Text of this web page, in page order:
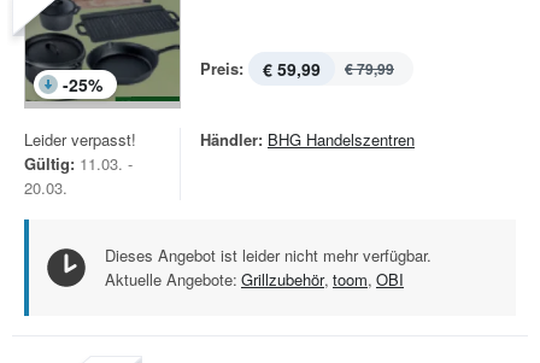
-25%
Preis: € 59,99 € 79,99
Leider verpasst!
Gültig: 11.03. -
20.03.
Händler: BHG Handelszentren
Dieses Angebot ist leider nicht mehr verfügbar.
Aktuelle Angebote: Grillzubehör, toom, OBI